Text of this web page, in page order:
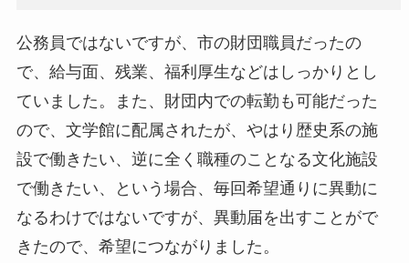
公務員ではないですが、市の財団職員だったの
で、給与面、残業、福利厚生などはしっかりとし
ていました。また、財団内での転勤も可能だった
ので、文学館に配属されたが、やはり歴史系の施
設で働きたい、逆に全く職種のことなる文化施設
で働きたい、という場合、毎回希望通りに異動に
なるわけではないですが、異動届を出すことがで
きたので、希望につながりました。